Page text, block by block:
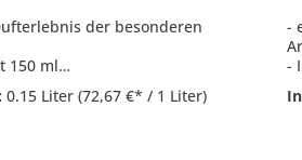
der besonderen
150 ml
mit Aufhänger
0.15 Liter(72,67 €* / 1 Liter)
-
-